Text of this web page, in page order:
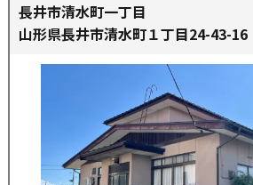
長井市清水町一丁目
山形県長井市清水町１丁目24-43-16